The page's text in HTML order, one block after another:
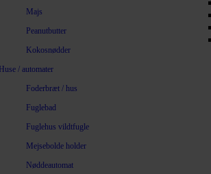
Majs
Peanutbutter
Kokosnødder
Huse / automater
Foderbræt / hus
Fuglebad
Fuglehus vildtfugle
Mejsebolde holder
Nøddeautomat